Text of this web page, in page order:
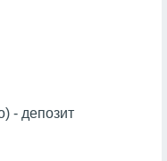
- депозит